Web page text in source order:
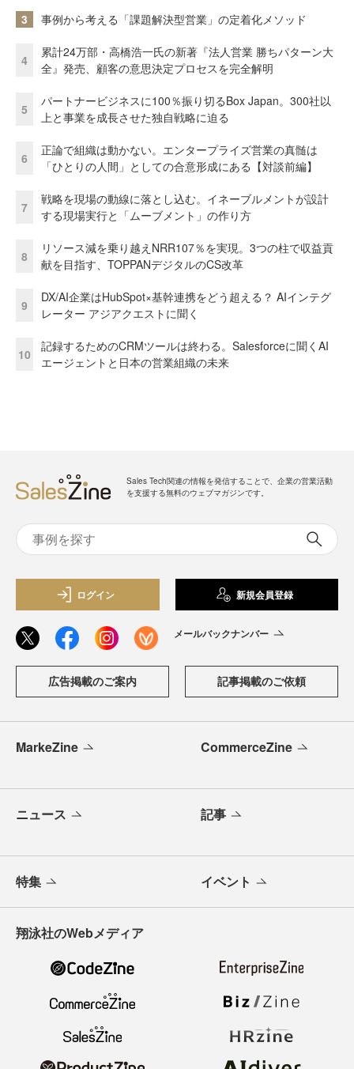
3 事例から考える「課題解決型営業」の定着化メソッド
4
累計24万部・高橋浩一氏の新著『法人営業 勝ちパターン大
全』発売、顧客の意思決定プロセスを完全解明
5
パートナービジネスに100％振り切るBox Japan。300社以
上と事業を成長させた独自戦略に迫る
6
正論で組織は動かない。エンタープライズ営業の真髄は
「ひとりの人間」としての合意形成にある【対談前編】
7
戦略を現場の動線に落とし込む。イネーブルメントが設計
する現場実行と「ムーブメント」の作り方
8
リソース減を乗り越えNRR107％を実現。3つの柱で収益貢
献を目指す、TOPPANデジタルのCS改革
9
DX/AI企業はHubSpot×基幹連携をどう超える？ AIインテグ
レーター アジアクエストに聞く
10
記録するためのCRMツールは終わる。Salesforceに聞くAI
エージェントと日本の営業組織の未来
Sales Tech関連の情報を発信することで、企業の営業活動
を支援する無料のウェブマガジンです。
ログイン 新規会員登録
メールバックナンバー
広告掲載のご案内 記事掲載のご依頼
MarkeZine CommerceZine
ニュース 記事
特集 イベント
翔泳社のWebメディア